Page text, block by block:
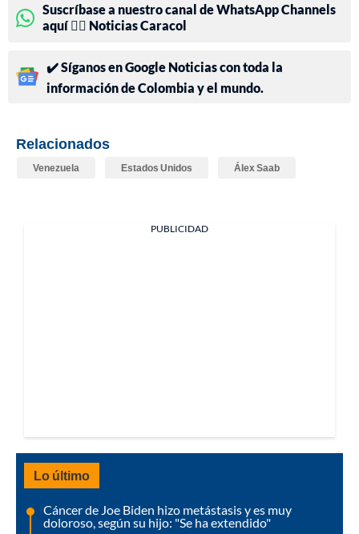
Suscríbase a nuestro canal de WhatsApp Channels
aquí 👉🏻 Noticias Caracol
✔️ Síganos en Google Noticias con toda la
información de Colombia y el mundo.
Relacionados
Venezuela Estados Unidos Álex Saab
PUBLICIDAD
Lo último
Cáncer de Joe Biden hizo metástasis y es muy
doloroso, según su hijo: "Se ha extendido"